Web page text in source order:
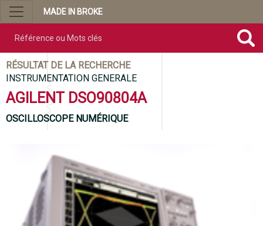
MADE IN BROKE
RÉSULTAT DE LA RECHERCHE
INSTRUMENTATION GENERALE
AGILENT DSO90804A
OSCILLOSCOPE NUMÉRIQUE